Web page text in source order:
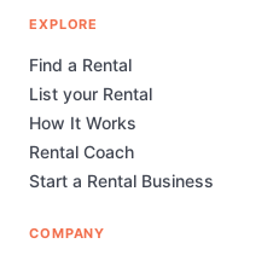
EXPLORE
Find a Rental
List your Rental
How It Works
Rental Coach
Start a Rental Business
COMPANY